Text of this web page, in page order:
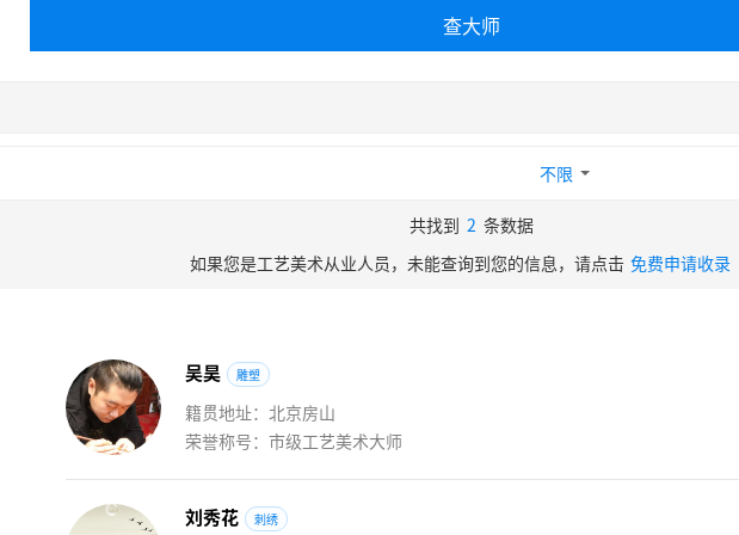
查大师
不限
共找到 2 条数据
如果您是工艺美术从业人员，未能查询到您的信息，请点击 免费申请收录
吴昊 雕塑
籍贯地址：北京房山
荣誉称号：市级工艺美术大师
刘秀花 刺绣